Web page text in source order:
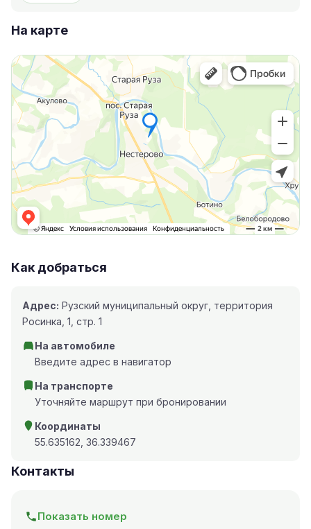
На карте
Как добраться
Адрес: Рузский муниципальный округ, территория
Росинка, 1, стр. 1
На автомобиле
Введите адрес в навигатор
На транспорте
Уточняйте маршрут при бронировании
Координаты
55.635162, 36.339467
Контакты
Показать номер